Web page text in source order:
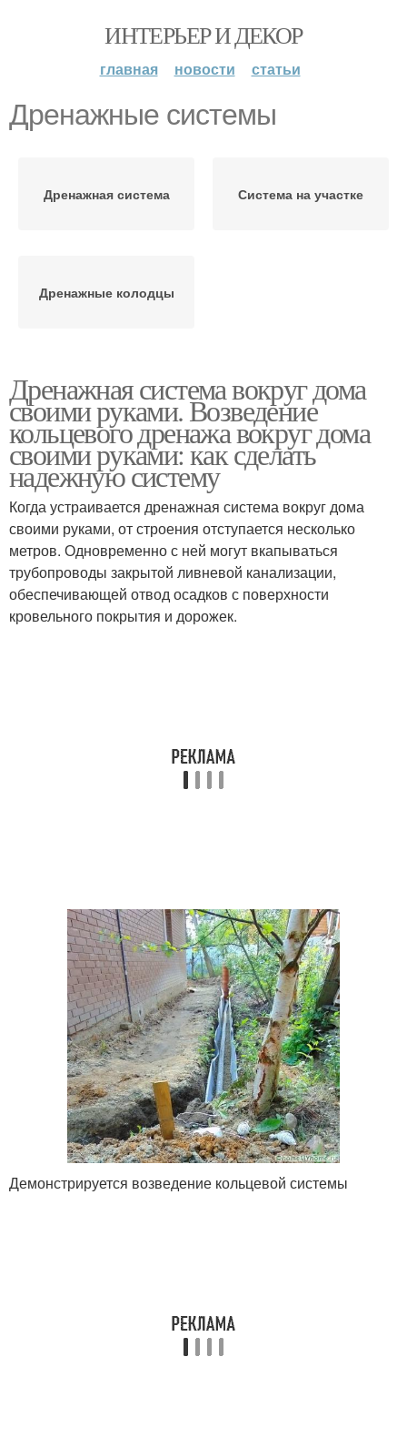
ИНТЕРЬЕР И ДЕКОР
главная новости статьи
Дренажные системы
Дренажная система Система на участке
Дренажные колодцы
Дренажная система вокруг дома
своими руками. Возведение
кольцевого дренажа вокруг дома
своими руками: как сделать
надежную систему
Когда устраивается дренажная система вокруг дома
своими руками, от строения отступается несколько
метров. Одновременно с ней могут вкапываться
трубопроводы закрытой ливневой канализации,
обеспечивающей отвод осадков с поверхности
кровельного покрытия и дорожек.
Демонстрируется возведение кольцевой системы